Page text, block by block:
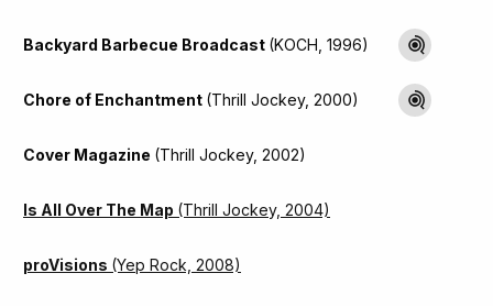
Backyard Barbecue Broadcast (KOCH, 1996)
Chore of Enchantment (Thrill Jockey, 2000)
Cover Magazine (Thrill Jockey, 2002)
Is All Over The Map (Thrill Jockey, 2004)
proVisions (Yep Rock, 2008)